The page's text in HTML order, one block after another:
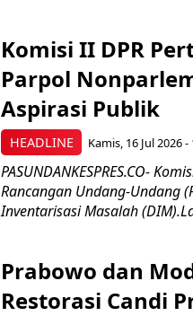
HEADLINE
Komisi II DPR
Parpol
Aspirasi Publik
Kamis, 16 Jul 2026 -
PASUNDANKESPRES.CO-
Rancangan Undang-Undang
Inventarisasi Masalah
Prabowo dan
Restorasi Candi